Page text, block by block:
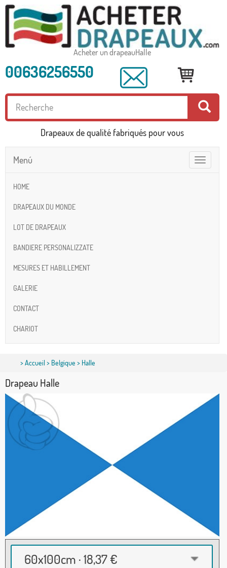
Acheter un drapeauHalle
00636256550
Drapeaux de qualité fabriqués pour vous
Toggle
navigation
Menú
HOME
DRAPEAUX DU MONDE
LOT DE DRAPEAUX
BANDIERE PERSONALIZZATE
MESURES ET HABILLEMENT
GALERIE
CONTACT
CHARIOT
>Accueil> Belgique > Halle
Drapeau Halle
60x100cm · 18,37 €